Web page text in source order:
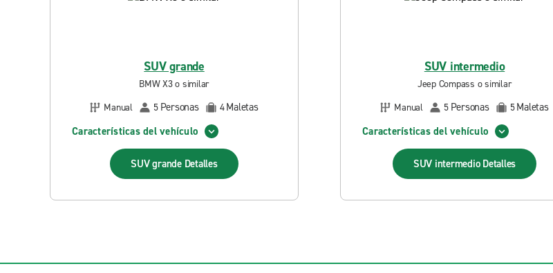
SUV grande
BMW X3 o similar
Manual
5 Personas 4Maletas
Características del vehículo
SUV grande Detalles
SUV intermedio
Jeep Compass o similar
Manual
5 Personas 5Maletas
Características del vehículo
SUV intermedio Detalles